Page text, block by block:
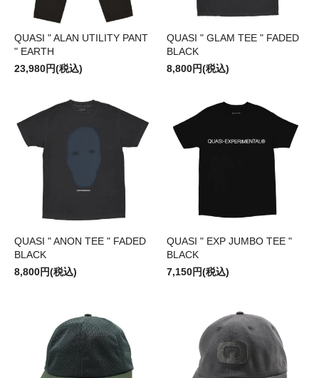
QUASI " ALAN UTILITY PANT
" EARTH
23,980円(税込)
QUASI " GLAM TEE " FADED
BLACK
8,800円(税込)
QUASI " ANON TEE " FADED
BLACK
8,800円(税込)
QUASI " EXP JUMBO TEE "
BLACK
7,150円(税込)